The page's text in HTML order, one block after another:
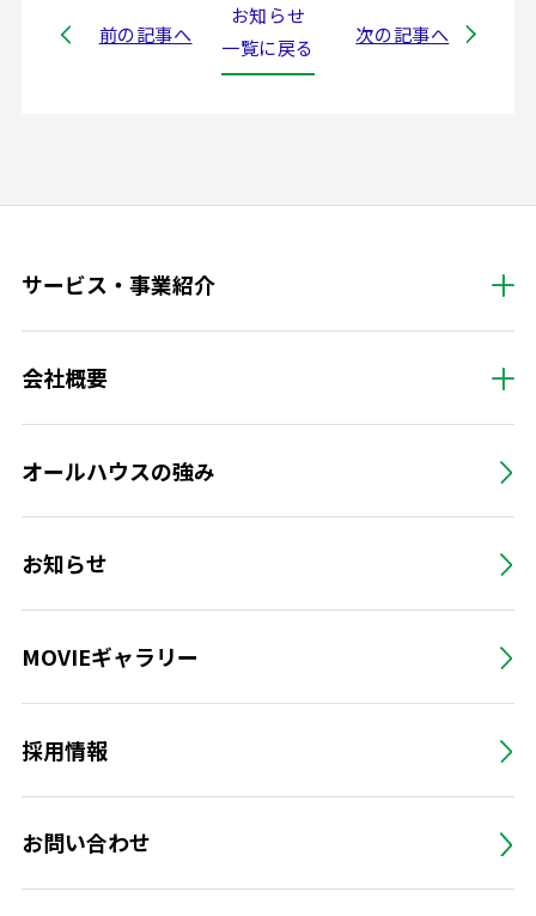
前の記事へ
お知らせ
一覧に戻る
次の記事へ
サービス・事業紹介
会社概要
オールハウスの強み
お知らせ
MOVIEギャラリー
採用情報
お問い合わせ